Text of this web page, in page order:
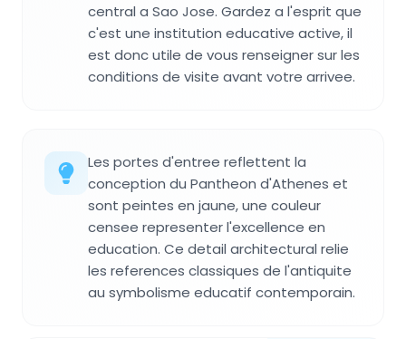
central a Sao Jose. Gardez a l'esprit que
c'est une institution educative active, il
est donc utile de vous renseigner sur les
conditions de visite avant votre arrivee.
Les portes d'entree reflettent la
conception du Pantheon d'Athenes et
sont peintes en jaune, une couleur
censee representer l'excellence en
education. Ce detail architectural relie
les references classiques de l'antiquite
au symbolisme educatif contemporain.